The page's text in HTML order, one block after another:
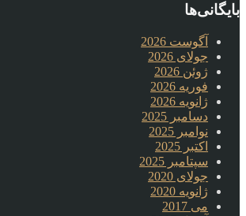
بایگانی‌ها
آگوست 2026
جولای 2026
ژوئن 2026
فوریه 2026
ژانویه 2026
دسامبر 2025
نوامبر 2025
اکتبر 2025
سپتامبر 2025
جولای 2020
ژانویه 2020
می 2017